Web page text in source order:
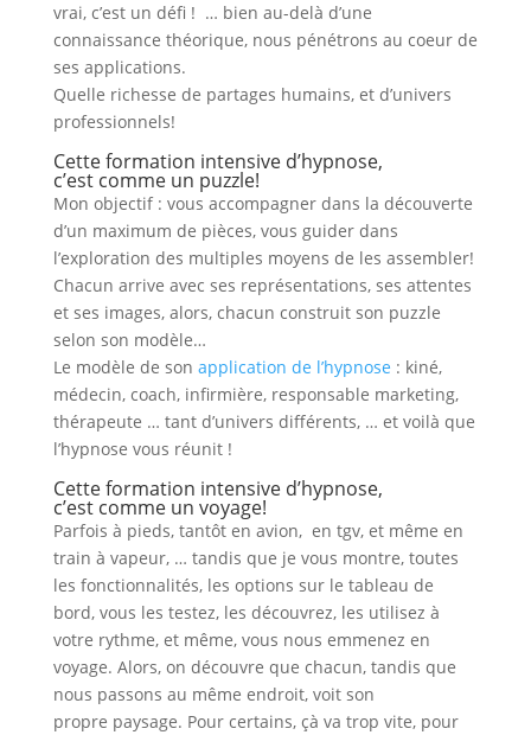
vrai, c’est un défi ! … bien au-delà d’une
connaissance théorique, nous pénétrons au coeur de
ses applications.
Quelle richesse de partages humains, et d’univers
professionnels!
Cette formation intensive d’hypnose,
c’est comme un puzzle!
Mon objectif : vous accompagner dans la découverte
d’un maximum de pièces, vous guider dans
l’exploration des multiples moyens de les assembler!
Chacun arrive avec ses représentations, ses attentes
et ses images, alors, chacun construit son puzzle
selon son modèle…
Le modèle de son application de l’hypnose : kiné,
médecin, coach, infirmière, responsable marketing,
thérapeute … tant d’univers différents, … et voilà que
l’hypnose vous réunit !
Cette formation intensive d’hypnose,
c’est comme un voyage!
Parfois à pieds, tantôt en avion, en tgv, et même en
train à vapeur, … tandis que je vous montre, toutes
les fonctionnalités, les options sur le tableau de
bord, vous les testez, les découvrez, les utilisez à
votre rythme, et même, vous nous emmenez en
voyage. Alors, on découvre que chacun, tandis que
nous passons au même endroit, voit son
propre paysage. Pour certains, çà va trop vite, pour